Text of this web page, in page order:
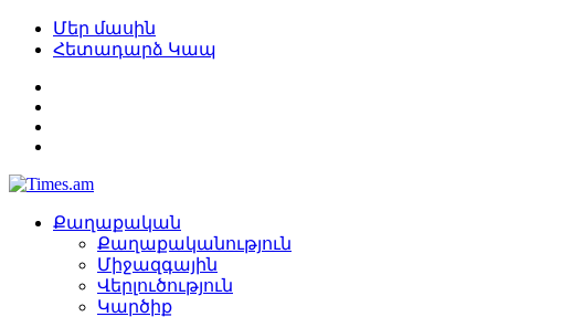
Մեր մասին
Հետադարձ Կապ
Քաղաքական
Քաղաքականություն
Միջազգային
Վերլուծություն
Կարծիք